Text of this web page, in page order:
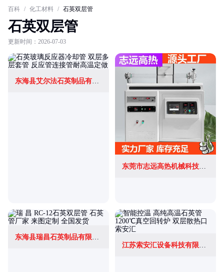
百科 / 化工材料 / 石英双层管
石英双层管
更新时间：2026-07-03
东海县艾尔法石英制品有限公司
东莞市志远高热机械科技有限公司
东海县瑞昌石英制品有限公司
江苏索安汇设备科技有限公司